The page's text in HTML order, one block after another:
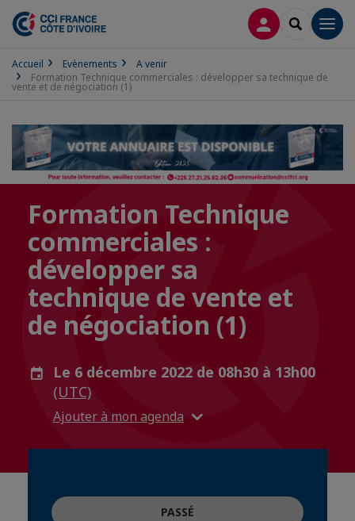
CONNEXION
Accueil Evènements
A venir
Formation Technique commerciales : développer sa technique de
vente et de négociation (1)
Formation Technique
commerciales :
développer sa
technique de vente et
de négociation (1)
Le 6 décembre 2022 de 08h30 à 13h00
(UTC)
Ajouter à mon agenda
PASSÉ